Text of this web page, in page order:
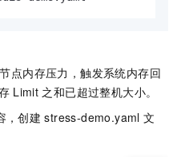
点内存压力，触发系统内存回
Limit 之和已超过整机大小。
，创建 stress-demo.yaml 文